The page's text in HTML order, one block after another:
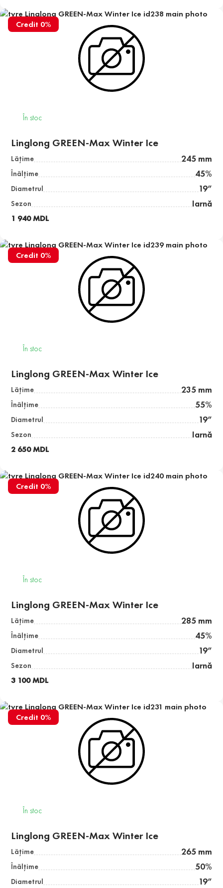
Credit 0%
În stoc
Linglong GREEN-Max Winter Ice
Lăţime 245 mm
Înălţime 45%
Diametrul 19”
Sezon Iarnă
1 940 MDL
Credit 0%
În stoc
Linglong GREEN-Max Winter Ice
Lăţime 235 mm
Înălţime 55%
Diametrul 19”
Sezon Iarnă
2 650 MDL
Credit 0%
În stoc
Linglong GREEN-Max Winter Ice
Lăţime 285 mm
Înălţime 45%
Diametrul 19”
Sezon Iarnă
3 100 MDL
Credit 0%
În stoc
Linglong GREEN-Max Winter Ice
Lăţime 265 mm
Înălţime 50%
Diametrul 19”